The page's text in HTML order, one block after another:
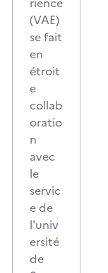
(VAE)
se fait
en
étroit
e
collab
oratio
n
avec
le
servic
e de
l'univ
ersité
de